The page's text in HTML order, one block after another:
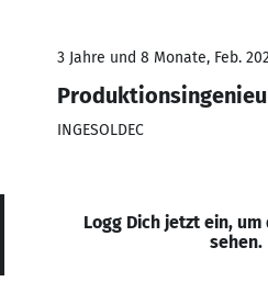
3 Jahre und 8 Monate, Feb.
INGESOLDEC
Logg Dich jetzt ein,
sehen.